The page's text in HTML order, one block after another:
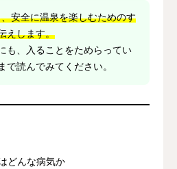
安全に温泉を楽しむためのす
えします。
も、入ることをためらってい
で読んでみてください。
どんな病気か